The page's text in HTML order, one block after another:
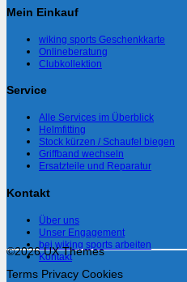
Mein Einkauf
wiking sports Geschenkkarte
Onlineberatung
Clubkollektion
Service
Alle Services im Überblick
Helmfitting
Stock kürzen / Schaufel biegen
Griffband wechseln
Ersatzteile und Reparatur
Kontakt
Über uns
Unser Engagement
bei wiking sports arbeiten
Kontakt
©2026 UX Themes
Terms Privacy Cookies